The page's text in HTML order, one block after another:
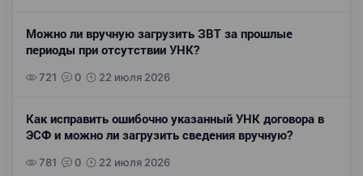
Можно ли вручную загрузить ЗВТ за прошлые
периоды при отсутствии УНК?
721 0 22 июля 2026
Как исправить ошибочно указанный УНК договора в
ЭСФ и можно ли загрузить сведения вручную?
781 0 22 июля 2026